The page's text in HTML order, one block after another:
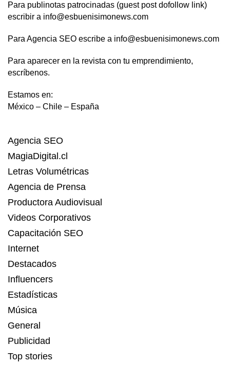
Para publinotas patrocinadas (guest post dofollow link)
escribir a info@esbuenisimonews.com
Para Agencia SEO escribe a info@esbuenisimonews.com
Para aparecer en la revista con tu emprendimiento,
escríbenos.
Estamos en:
México – Chile – España
Agencia SEO
MagiaDigital.cl
Letras Volumétricas
Agencia de Prensa
Productora Audiovisual
Videos Corporativos
Capacitación SEO
Internet
Destacados
Influencers
Estadísticas
Música
General
Publicidad
Top stories